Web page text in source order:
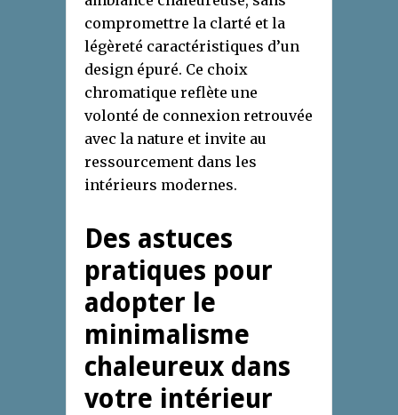
compromettre la clarté et la
légèreté caractéristiques d’un
design épuré. Ce choix
chromatique reflète une
volonté de connexion retrouvée
avec la nature et invite au
ressourcement dans les
intérieurs modernes.
Des astuces
pratiques pour
adopter le
minimalisme
chaleureux dans
votre intérieur